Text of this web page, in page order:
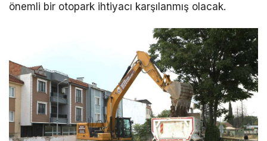
önemli bir otopark ihtiyacı karşılanmış olacak.